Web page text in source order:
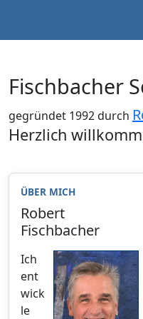
Fischbacher
gegründet 1992 durch
Herzlich
ÜBER MICH
Robert
Fischbacher
Ich
ent
wick
le